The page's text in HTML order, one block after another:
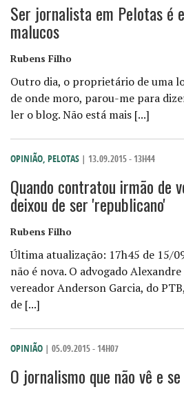
Ser jornalista em Pelotas é
malucos
Rubens Filho
Outro dia, o proprietário de uma
de onde moro, parou-me para
ler o blog. Não está mais [...]
OPINIÃO, PELOTAS | 13.09.2015 - 13H44
Quando contratou irmão de
deixou de ser 'republicano'
Rubens Filho
Última atualização: 17h45 de 15/
não é nova. O advogado
vereador Anderson Garcia, do
de [...]
OPINIÃO | 05.09.2015 - 14H07
O jornalismo que não vê e